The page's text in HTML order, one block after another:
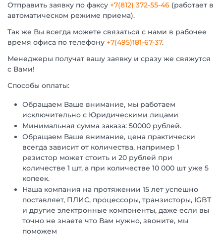
Отправить заявку по факсу +7(812) 372-55-46 (работает в
автоматическом режиме приема).
Так же Вы всегда можете связаться с нами в рабочее
время офиса по телефону +7(495)181-67-37.
Менеджеры получат вашу заявку и сразу же свяжутся
с Вами!
Способы оплаты:
Обращаем Ваше внимание, мы работаем
исключительно с Юридическими лицами
Минимальная сумма заказа: 50000 рублей.
Обращаем Ваше внимание, цена практически
всегда зависит от количества, например 1
резистор может стоить и 20 рублей при
количестве 1 шт, а при количестве 10 000 шт уже 5
копеек.
Наша компания на протяжении 15 лет успешно
поставляет, ПЛИС, процессоры, транзисторы, IGBT
и другие электронные компоненты, даже если вы
точно не знаете что Вам нужно, звоните, мы
поможем